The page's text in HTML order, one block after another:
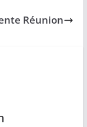
Réunion